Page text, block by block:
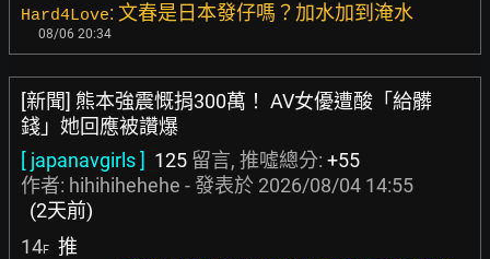
Hard4Love: 文春是日本發仔嗎？加水加到淹水
08/06 20:34
[新聞] 熊本強震慨捐300萬！ AV女優遭酸「給髒
錢」她回應被讚爆
[ japanavgirls ] 125 留言, 推噓總分: +55
作者: hihihihehehe - 發表於 2026/08/04 14:55
(2天前)
14F 推